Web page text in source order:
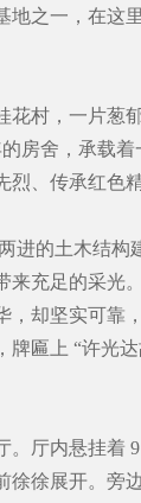
地之一，在这
花村，一片
房舍，承载
、传承红色
进的土木结
来充足的采光
，却坚实可靠
牌匾上 “许光
。厅内悬挂着
徐徐展开。旁